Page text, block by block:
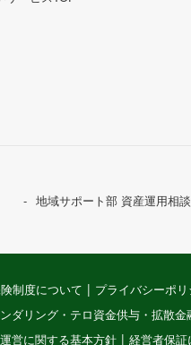
地域サポート部 資産運用相
制度について プライバシーポリ
ダリング・テロ資金供与・拡散金
営に関する基本方針 経営者保